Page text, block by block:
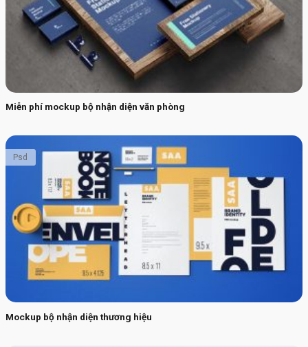
Miễn phí mockup bộ nhận diện văn phòng
Mockup bộ nhận diện thương hiệu
Psd